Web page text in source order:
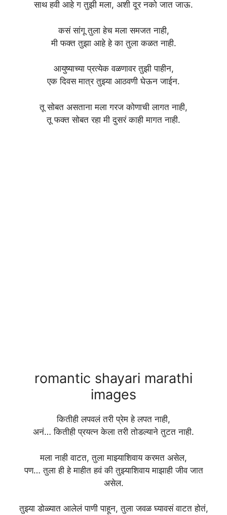
साथ हवी आहे ग तुझी मला, अशी दूर नको जात जाऊ.
कसं सांगू तुला हेच मला समजत नाही,
मी फक्त तुझा आहे हे का तुला कळत नाही.
आयुष्याच्या प्रत्येक वळणावर तुझी पाहीन,
एक दिवस मात्र तुझ्या आठवणी घेऊन जाईन.
तू सोबत असताना मला गरज कोणाची लागत नाही,
तू फक्त सोबत रहा मी दुसरं काही मागत नाही.
romantic shayari marathi
images
कितीही लपवलं तरी प्रेम हे लपत नाही,
अनं… कितीही प्रयत्न केला तरी तोडल्याने तुटत नाही.
मला नाही वाटत, तुला माझ्याशिवाय करमत असेल,
पण… तुला ही हे माहीत हवं की तुझ्याशिवाय माझाही जीव जात
असेल.
तुझ्या डोळ्यात आलेलं पाणी पाहून, तुला जवळ घ्यावसं वाटत होतं,